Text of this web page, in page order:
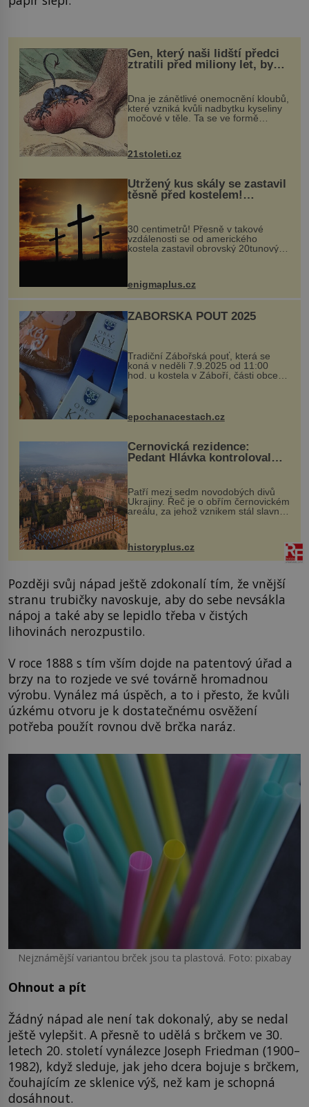
Gen, který naši lidští předci
ztratili před miliony let, by
mohl pomoci s léčbou
„nemoci králů“
Dna je zánětlivé onemocnění kloubů,
které vzniká kvůli nadbytku kyseliny
močové v těle. Ta se ve formě
nohou, a způsobuje bole...
21stoleti.cz
Utržený kus skály se zastavil
těsně před kostelem!
Ochránila ho boží síla?
30 centimetrů! Přesně v takové
vzdálenosti se od amerického
kostela zastavil obrovský 20tunový
...
enigmaplus.cz
ZÁBOŘSKÁ POUŤ 2025
Tradiční Zábořská pouť, která se
koná v neděli 7.9.2025 od 11:00
hod. u kostela v Záboří, části obce
Kly u Mělníka. V programu naleznete
komentovanou prohlídku kostela,
epochanacestach.cz
Černovická rezidence:
Pedant Hlávka kontroloval
Patří mezi sedm novodobých divů
Ukrajiny. Řeč je o obřím černovickém
areálu, za jehož vznikem stál slavný
český architekt Josef Hlávka. Ten si
na něm dal mimořádně záležet. Jeho
historyplus.cz
Později svůj nápad ještě zdokonalí tím, že vnější
stranu trubičky navoskuje, aby do sebe nevsákla
nápoj a také aby se lepidlo třeba v čistých
lihovinách nerozpustilo.
V roce 1888 s tím vším dojde na patentový úřad a
brzy na to rozjede ve své továrně hromadnou
výrobu. Vynález má úspěch, a to i přesto, že kvůli
úzkému otvoru je k dostatečnému osvěžení
potřeba použít rovnou dvě brčka naráz.
Nejznámější variantou brček jsou ta plastová. Foto: pixabay
Ohnout a pít
Žádný nápad ale není tak dokonalý, aby se nedal
ještě vylepšit. A přesně to udělá s brčkem ve 30.
letech 20. století vynálezce Joseph Friedman (1900–
1982), když sleduje, jak jeho dcera bojuje s brčkem,
čouhajícím ze sklenice výš, než kam je schopná
dosáhnout.